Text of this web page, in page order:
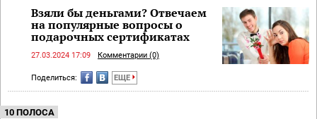
Взяли бы деньгами? Отвечаем
на популярные вопросы о
подарочных сертификатах
27.03.2024 17:09 Комментарии (0)
Поделиться: ЕЩЕ
10 ПОЛОСА